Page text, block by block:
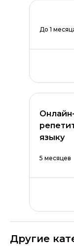
До 1
языку
5 месяцев
Другие